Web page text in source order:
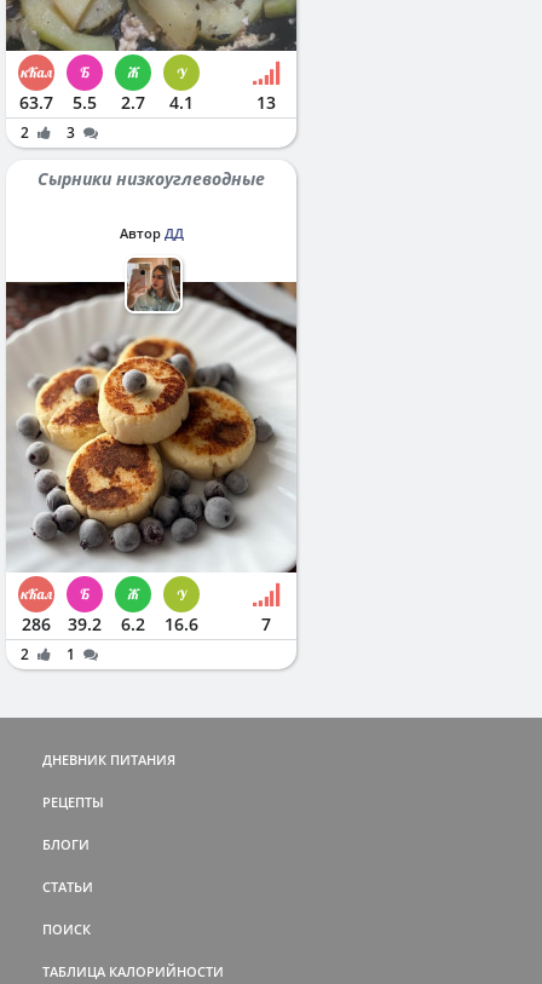
63.7 5.5 2.7 4.1 13
2 3
Сырники низкоуглеводные
Автор ДД
286 39.2 6.2 16.6 7
2 1
ДНЕВНИК ПИТАНИЯ
РЕЦЕПТЫ
БЛОГИ
СТАТЬИ
ПОИСК
ТАБЛИЦА КАЛОРИЙНОСТИ